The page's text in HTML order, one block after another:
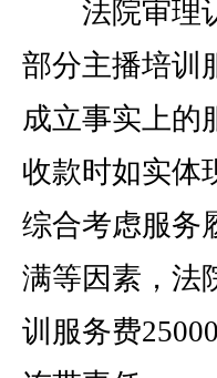
法院审理认
部分主播培训
成立事实上的
收款时如实体
综合考虑服务
满等因素，法
训服务费